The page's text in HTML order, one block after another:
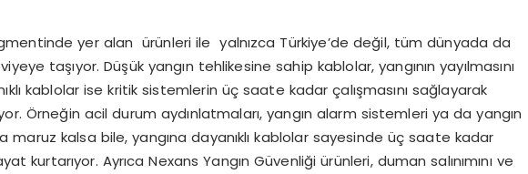
yer alan ürünleri ile yalnızca Türkiye’de değil, tüm dünyada da
taşıyor. Düşük yangın tehlikesine sahip kablolar, yangının yayılmasını
kablolar ise kritik sistemlerin üç saate kadar çalışmasını sağlayarak
Örneğin acil durum aydınlatmaları, yangın alarm sistemleri ya da yangın
maruz kalsa bile, yangına dayanıklı kablolar sayesinde üç saate kadar
kurtarıyor. Ayrıca Nexans Yangın Güvenliği ürünleri, duman salınımını ve